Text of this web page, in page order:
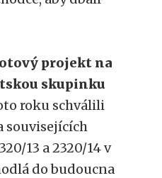
projekt na
skupinku
roku schválili
souvisejících
13 a 2320/14 v
do budoucna